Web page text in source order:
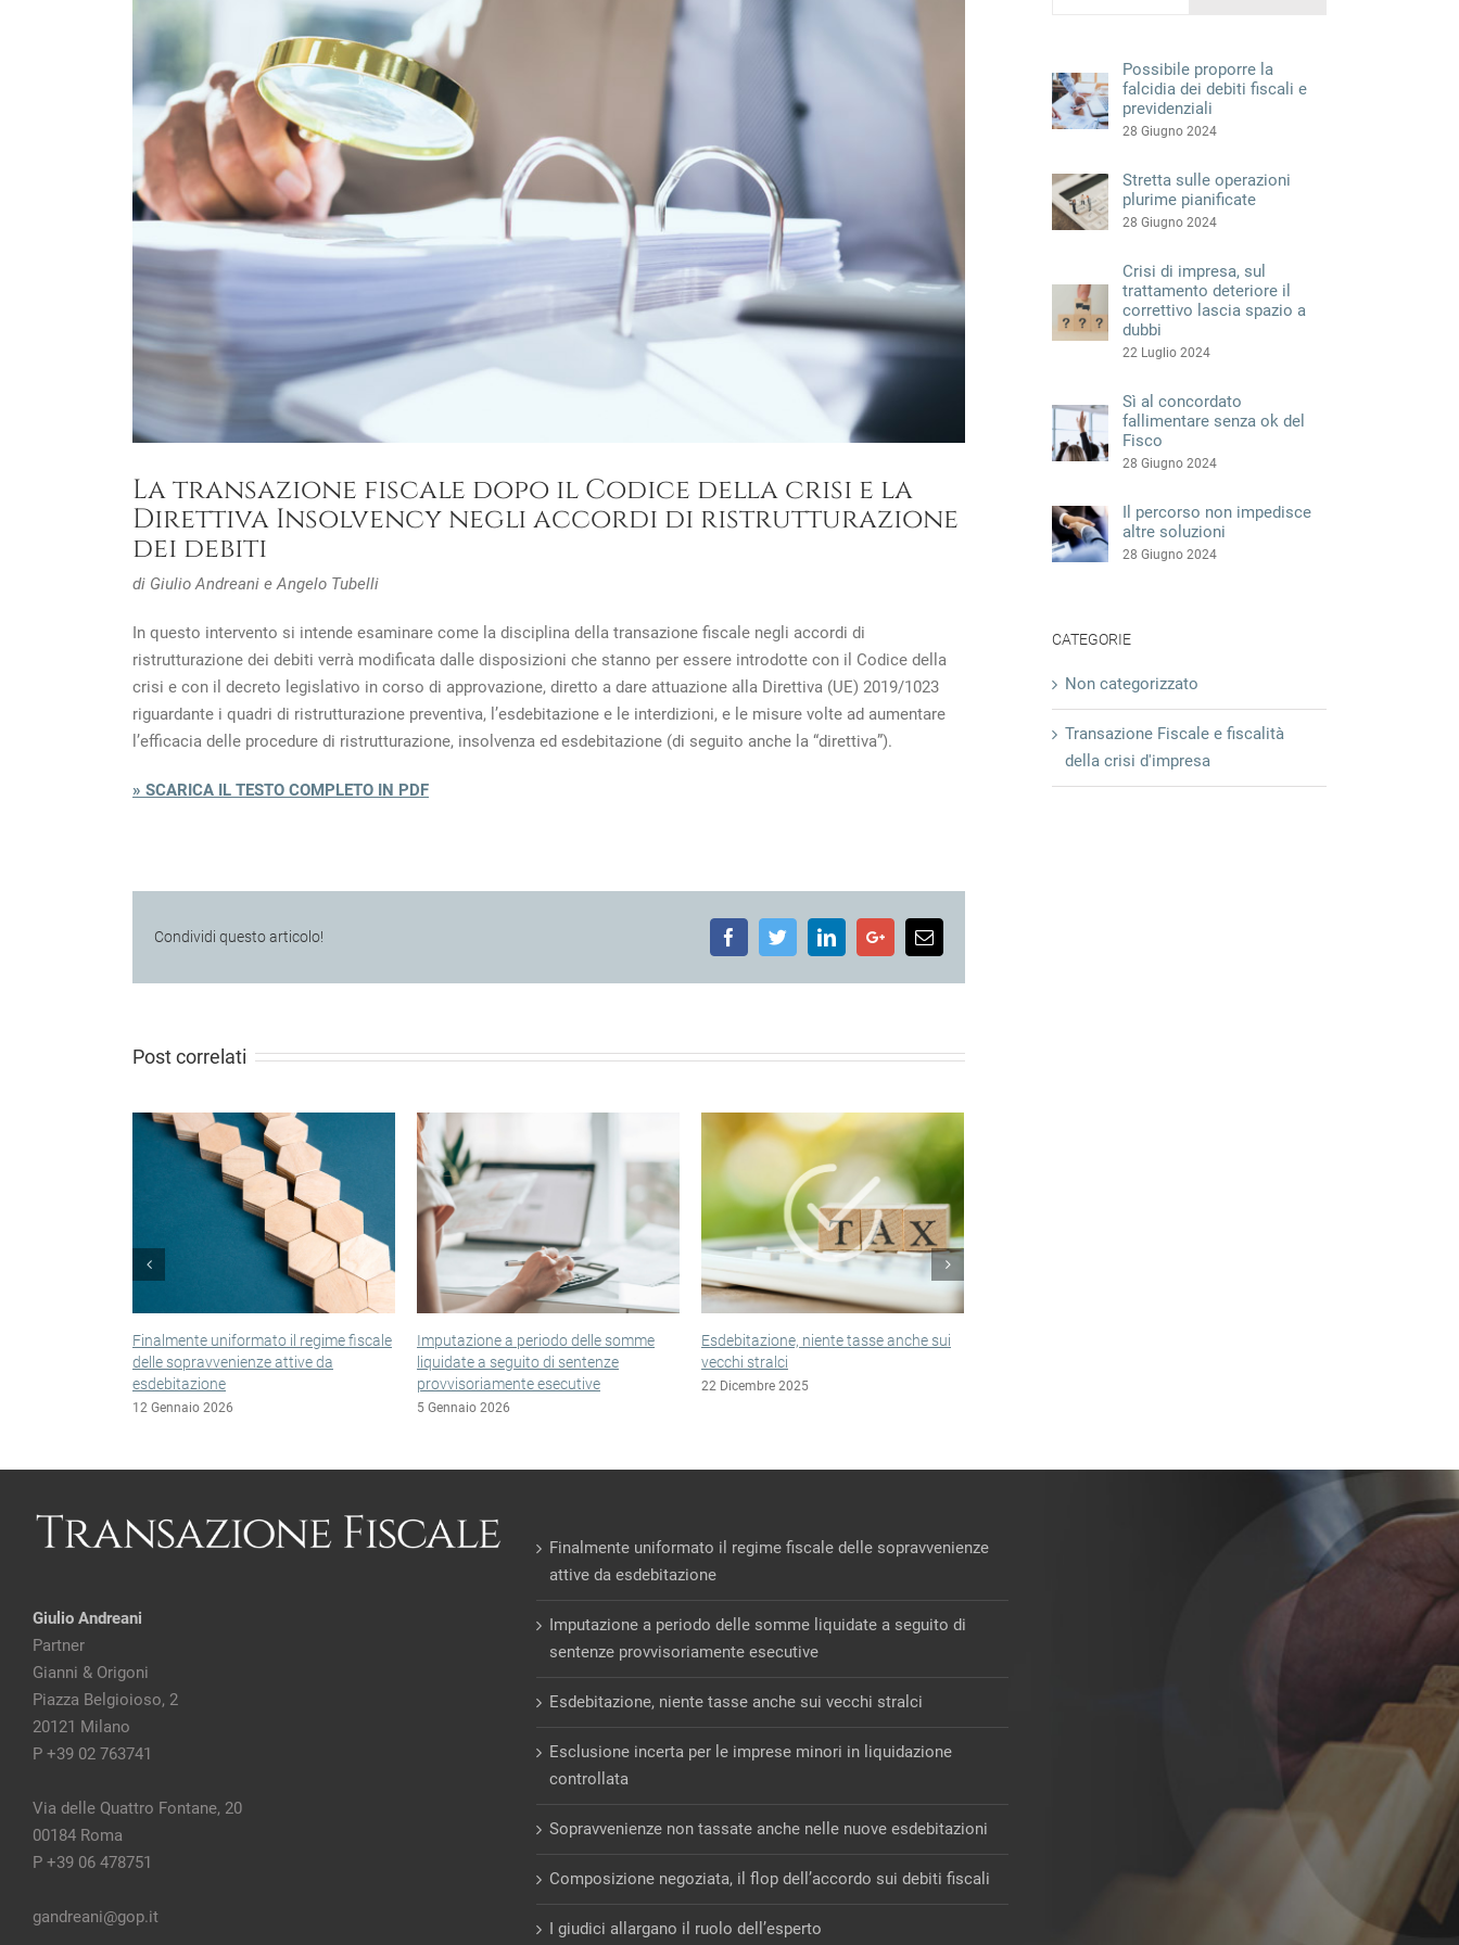
La transazione fiscale dopo il Codice della crisi e la
Direttiva Insolvency negli accordi di ristrutturazione
dei debiti
di Giulio Andreani e Angelo Tubelli
In questo intervento si intende esaminare come la disciplina della transazione fiscale negli accordi di
ristrutturazione dei debiti verrà modificata dalle disposizioni che stanno per essere introdotte con il Codice della
crisi e con il decreto legislativo in corso di approvazione, diretto a dare attuazione alla Direttiva (UE) 2019/1023
riguardante i quadri di ristrutturazione preventiva, l’esdebitazione e le interdizioni, e le misure volte ad aumentare
l’efficacia delle procedure di ristrutturazione, insolvenza ed esdebitazione (di seguito anche la “direttiva”).
» SCARICA IL TESTO COMPLETO IN PDF
Condividi questo articolo! FacebookTwitterLinkedInGoogle+Email
Post correlati
il regime fiscale
Imputazione a periodo delle somme
liquidate a seguito di sentenze
provvisoriamente esecutive
5 Gennaio 2026
Esdebitazione, niente tasse anche sui
vecchi stralci
22 Dicembre 2025
Esclusione incerta per le imprese minori
in liquidazione controllata
22 Dicembre 2025
Possibile proporre la
falcidia dei debiti fiscali e
previdenziali
28 Giugno 2024
Stretta sulle operazioni
plurime pianificate
28 Giugno 2024
Crisi di impresa, sul
trattamento deteriore il
correttivo lascia spazio a
dubbi
22 Luglio 2024
Sì al concordato
fallimentare senza ok del
Fisco
28 Giugno 2024
Il percorso non impedisce
altre soluzioni
28 Giugno 2024
CATEGORIE
Non categorizzato
Transazione Fiscale e fiscalità
della crisi d'impresa
Giulio Andreani
Partner
Gianni & Origoni
Piazza Belgioioso, 2
20121 Milano
P +39 02 763741
Via delle Quattro Fontane, 20
00184 Roma
P +39 06 478751
gandreani@gop.it
Finalmente uniformato il regime fiscale delle sopravvenienze
attive da esdebitazione
Imputazione a periodo delle somme liquidate a seguito di
sentenze provvisoriamente esecutive
Esdebitazione, niente tasse anche sui vecchi stralci
Esclusione incerta per le imprese minori in liquidazione
controllata
Sopravvenienze non tassate anche nelle nuove esdebitazioni
Composizione negoziata, il flop dell’accordo sui debiti fiscali
I giudici allargano il ruolo dell’esperto